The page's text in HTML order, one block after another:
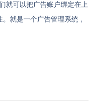
就可以把广告账户绑定在上
就是一个广告管理系统，